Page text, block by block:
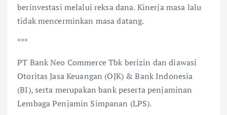
berinvestasi melalui reksa dana. Kinerja masa lalu
tidak mencerminkan masa datang.
***
PT Bank Neo Commerce Tbk berizin dan diawasi
Otoritas Jasa Keuangan (OJK) & Bank Indonesia
(BI), serta merupakan bank peserta penjaminan
Lembaga Penjamin Simpanan (LPS).